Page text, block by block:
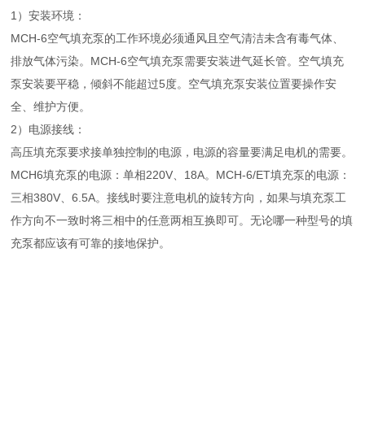
1）安装环境：
MCH-6空气填充泵的工作环境必须通风且空气清洁未含有毒气体、
排放气体污染。MCH-6空气填充泵需要安装进气延长管。空气填充
泵安装要平稳，倾斜不能超过5度。空气填充泵安装位置要操作安
全、维护方便。
2）电源接线：
高压填充泵要求接单独控制的电源，电源的容量要满足电机的需要。
MCH6填充泵的电源：单相220V、18A。MCH-6/ET填充泵的电源：
三相380V、6.5A。接线时要注意电机的旋转方向，如果与填充泵工
作方向不一致时将三相中的任意两相互换即可。无论哪一种型号的填
充泵都应该有可靠的接地保护。